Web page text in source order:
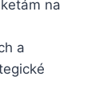
na
a